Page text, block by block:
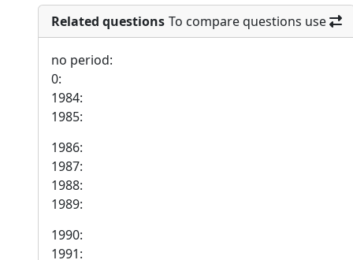
Related questions To compare questions use
no period:
0:
1984:
1985:
1986:
1987:
1988:
1989:
1990:
1991: